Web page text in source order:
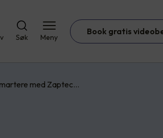
Søk Meny
Book gratis
med Zaptec…